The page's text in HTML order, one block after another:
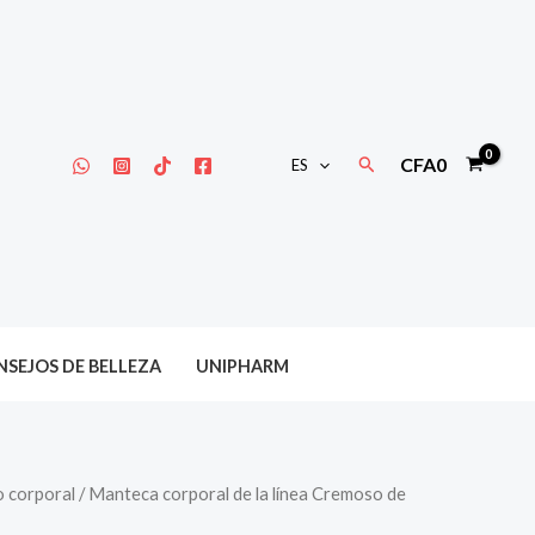
ES BuscarCFA0
DE BELLEZA UNIPHARM
corporal / Manteca corporal de la línea Cremoso de